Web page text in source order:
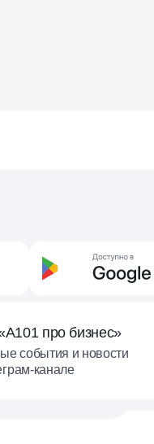
про бизнес»
события и новости
канале